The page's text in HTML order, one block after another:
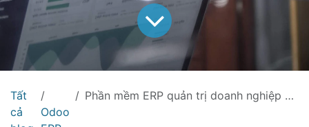
Tất
cả
Odoo
Phần mềm ERP quản trị doanh nghiệp vừa và nhỏ tại Việt Nam: Tại sao nên bắt đầu ngay với Odoo 19